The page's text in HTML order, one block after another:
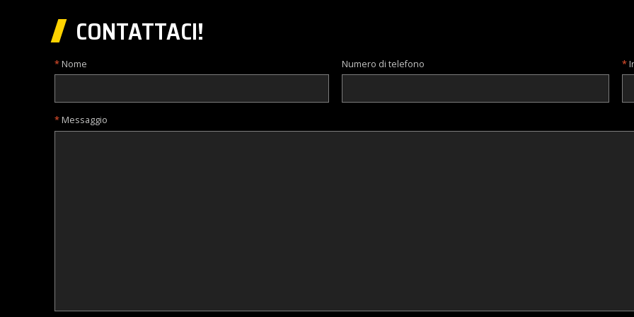
CONTATTACI!
Nome Numero di telefono
Messaggio